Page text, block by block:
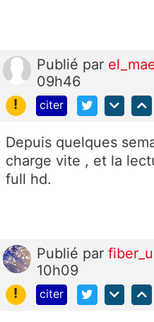
Publié par
09h46
!
citer
Depuis quelques
charge vite , et la
full hd.
Publié par
10h09
!
citer